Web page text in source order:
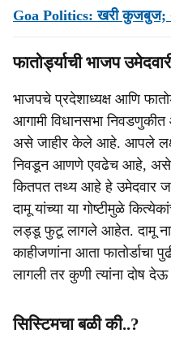
Goa Politics: खरी कुजबुज;
फातोर्ड्याची भाजप
भाजपचे प्रदेशाध्‍यक्ष आणि
आगामी विधानसभा निवडणुकीत
असे जाहीर केले आहे. आपले
निवडून आणणे एवढेच आहे,
कितपत तथ्‍य आहे हे उमेदवार
दामू यांच्‍या या गोष्‍टीमुळे
लड्डू फुटू लागले आहेत. दामू
काहीजणांना आता
लागली तर कुणी त्‍यांना दोष
सिस्टिमचा बळी की..?